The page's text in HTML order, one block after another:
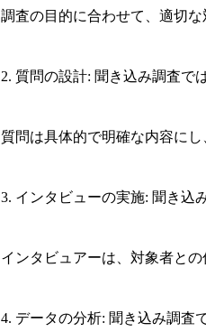
調査の目的に合わせて、適切な
2. 質問の設計: 聞き込み調査で
質問は具体的で明確な内容に
3. インタビューの実施: 聞き込
インタビュアーは、対象者と
4. データの分析: 聞き込み調査